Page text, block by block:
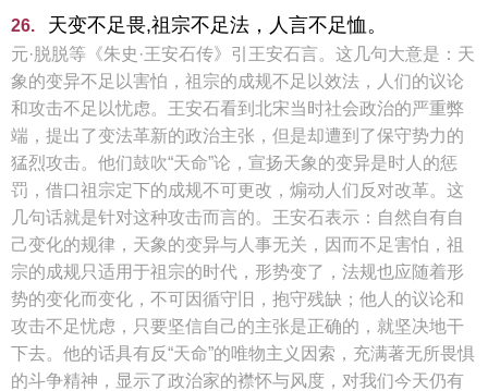
26. 天变不足畏,祖宗不足法，人言不足恤。
元·脱脱等《朱史·王安石传》引王安石言。这几句大意是：天
象的变异不足以害怕，祖宗的成规不足以效法，人们的议论
和攻击不足以忧虑。王安石看到北宋当时社会政治的严重弊
端，提出了变法革新的政治主张，但是却遭到了保守势力的
猛烈攻击。他们鼓吹“天命”论，宣扬天象的变异是时人的惩
罚，借口祖宗定下的成规不可更改，煽动人们反对改革。这
几句话就是针对这种攻击而言的。王安石表示：自然自有自
己变化的规律，天象的变异与人事无关，因而不足害怕，祖
宗的成规只适用于祖宗的时代，形势变了，法规也应随着形
势的变化而变化，不可因循守旧，抱守残缺；他人的议论和
攻击不足忧虑，只要坚信自己的主张是正确的，就坚决地干
下去。他的话具有反“天命”的唯物主义因索，充满著无所畏惧
的斗争精神，显示了政治家的襟怀与风度，对我们今天仍有